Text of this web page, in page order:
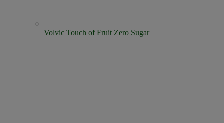
Volvic Touch of Fruit Zero Sugar